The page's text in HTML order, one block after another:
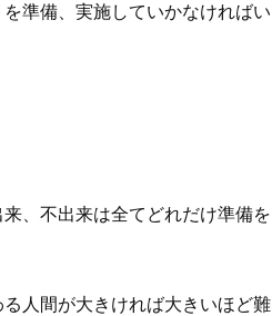
準備、実施していかなければい
、不出来は全てどれだけ準備を
人間が大きければ大きいほど難